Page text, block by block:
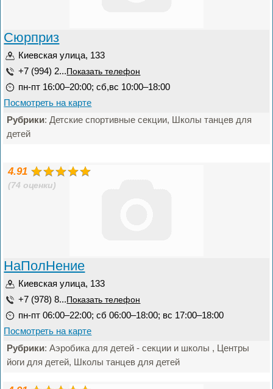
Сюрприз
Киевская улица, 133
+7 (994) 2... Показать телефон
пн-пт 16:00–20:00; сб,вс 10:00–18:00
Посмотреть на карте
Рубрики: Детские спортивные секции, Школы танцев для
детей
4.91
(74 оценки)
НаПолНение
Киевская улица, 133
+7 (978) 8... Показать телефон
пн-пт 06:00–22:00; сб 06:00–18:00; вс 17:00–18:00
Посмотреть на карте
Рубрики: Аэробика для детей - секции и школы , Центры
йоги для детей, Школы танцев для детей